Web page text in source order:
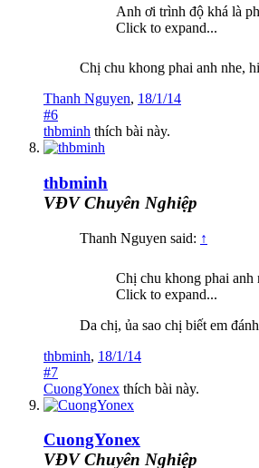
Anh ơi trình độ khá là
Click to expand...
Chị chu khong phai anh nhe,
Thanh Nguyen, 18/1/14
#6
thbminh thích bài này.
thbminh
VĐV Chuyên Nghiệp
Thanh Nguyen said: ↑
Chị chu khong phai anh
Click to expand...
Da chị, ủa sao chị biết em
thbminh, 18/1/14
#7
CuongYonex thích bài này.
CuongYonex
VĐV Chuyên Nghiệp